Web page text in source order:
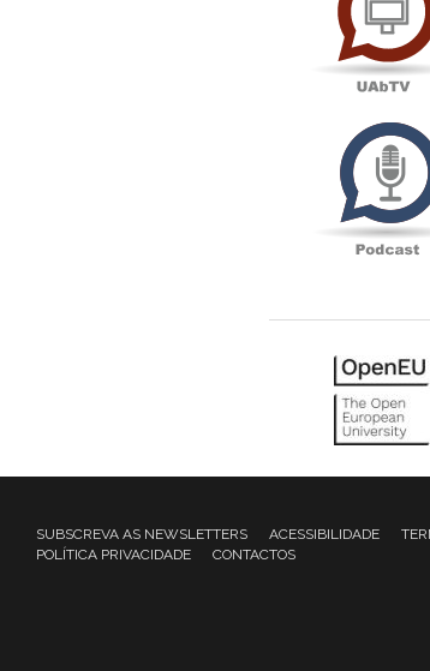
SUBSCREVA AS NEWSLETTERS ACESSIBILIDADE
POLÍTICA PRIVACIDADE
CONTACTOS